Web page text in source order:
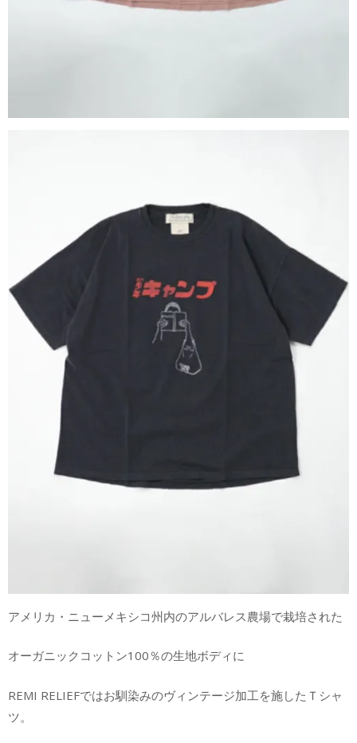
アメリカ・ニューメキシコ州内のアルバレス農場で栽培された
オーガニックコットン100％の生地ボディに
REMI RELIEFではお馴染みのヴィンテージ加工を施したＴシャ
ツ。